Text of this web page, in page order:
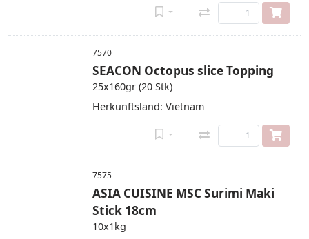
7570
SEACON Octopus slice Topping
25x160gr (20 Stk)
Herkunftsland: Vietnam
7575
ASIA CUISINE MSC Surimi Maki
Stick 18cm
10x1kg